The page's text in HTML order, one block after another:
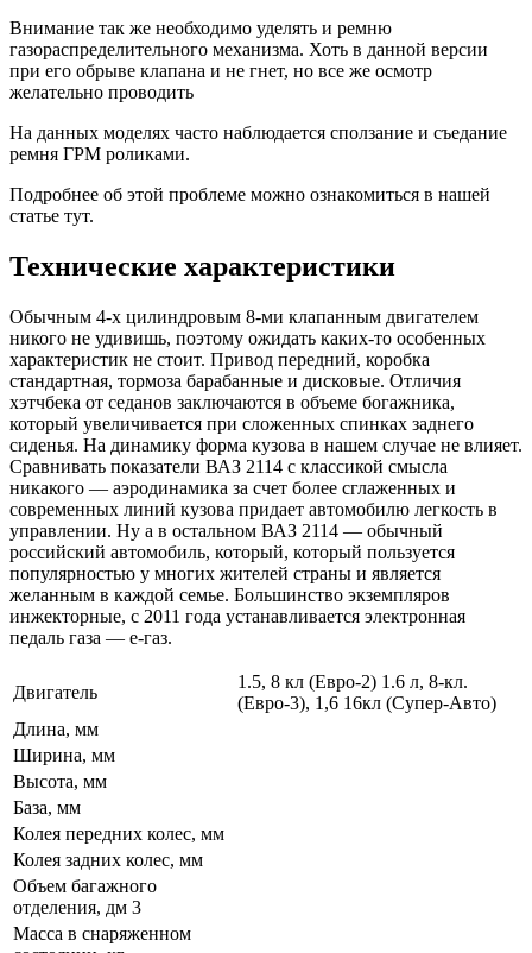
Внимание так же необходимо уделять и ремню
газораспределительного механизма. Хоть в данной версии
при его обрыве клапана и не гнет, но все же осмотр
желательно проводить
На данных моделях часто наблюдается сползание и съедание
ремня ГРМ роликами.
Подробнее об этой проблеме можно ознакомиться в нашей
статье тут.
Технические характеристики
Обычным 4-х цилиндровым 8-ми клапанным двигателем
никого не удивишь, поэтому ожидать каких-то особенных
характеристик не стоит. Привод передний, коробка
стандартная, тормоза барабанные и дисковые. Отличия
хэтчбека от седанов заключаются в объеме богажника,
который увеличивается при сложенных спинках заднего
сиденья. На динамику форма кузова в нашем случае не влияет.
Сравнивать показатели ВАЗ 2114 с классикой смысла
никакого — аэродинамика за счет более сглаженных и
современных линий кузова придает автомобилю легкость в
управлении. Ну а в остальном ВАЗ 2114 — обычный
российский автомобиль, который, который пользуется
популярностью у многих жителей страны и является
желанным в каждой семье. Большинство экземпляров
инжекторные, с 2011 года устанавливается электронная
педаль газа — е-газ.
Двигатель
1.5, 8 кл (Евро-2) 1.6 л, 8-кл.
(Евро-3), 1,6 16кл (Супер-Авто)
Длина, мм
Ширина, мм
Высота, мм
База, мм
Колея передних колес, мм
Колея задних колес, мм
Объем багажного
отделения, дм 3
Масса в снаряженном